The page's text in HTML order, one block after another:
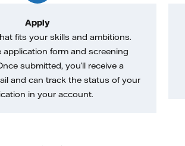
Apply
fits your skills and ambitions.
application form and screening
submitted, you’ll receive a
and can track the status of your
in your account.